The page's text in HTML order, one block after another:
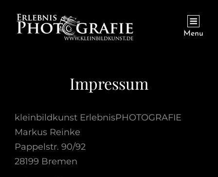
Menu
Impressum
kleinbildkunst ErlebnisPHOTOGRAFIE
Markus Reinke
Pappelstr. 90/92
28199 Bremen